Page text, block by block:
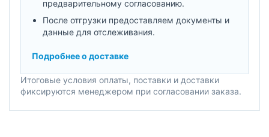
предварительному согласованию.
После отгрузки предоставляем документы и
данные для отслеживания.
Подробнее о доставке
Итоговые условия оплаты, поставки и доставки
фиксируются менеджером при согласовании заказа.